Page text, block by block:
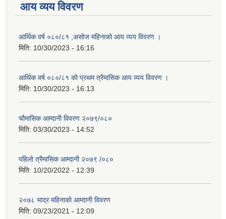
आय व्यय विवरण
आर्थिक वर्ष ०८०/८१ ,असोज महिनाको आय व्यय विवरण ।
मिति: 10/30/2023 - 16:16
आर्थिक वर्ष ०८०/८१ को प्रथम त्रैमासिक आय व्यय विवरण ।
मिति: 10/30/2023 - 16:13
चौमासिक आम्दानी विवरण २०७९/०८०
मिति: 03/30/2023 - 14:52
पहिलो त्रैमासिक आम्दानी २०७९ /०८०
मिति: 10/20/2022 - 12:39
२०७८ भाद्र महिनाकाे आम्दानी विवरण
मिति: 09/23/2021 - 12:09